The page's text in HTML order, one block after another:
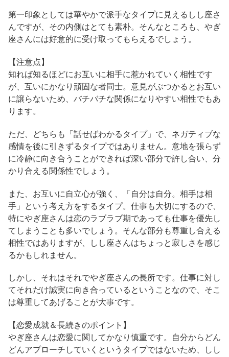
第一印象としては華やかで派手なタイプに見えるしし座さ
んですが、その内側はとても素朴。そんなところも、やぎ
座さんには好意的に受け取ってもらえるでしょう。
【注意点】
知れば知るほどにお互いに相手に惹かれていく相性です
が、互いにかなり頑固な者同士。意見がぶつかるとお互い
に譲らないため、バチバチな関係になりやすい相性でもあ
ります。
ただ、どちらも「話せばわかるタイプ」で、ネガティブな
感情を後に引きずるタイプではありません。意地を張らず
に冷静に向き合うことができれば深い部分で許し合い、分
かり合える関係性でしょう。
また、お互いに自立心が強く、「自分は自分。相手は相
手」という考え方をするタイプ。仕事も大切にするので、
特にやぎ座さんは恋のラブラブ期であっても仕事を優先し
てしまうことも多いでしょう。そんな部分も尊重し合える
相性ではありますが、しし座さんはちょっと寂しさを感じ
るかもしれません。
しかし、それはそれでやぎ座さんの長所です。仕事に対し
てそれだけ誠実に向き合っているということなので、そこ
は尊重してあげることが大事です。
【恋愛成就＆長続きのポイント】
やぎ座さんは恋愛に関してかなり慎重です。自分からどん
どんアプローチしていくというタイプではないため、しし